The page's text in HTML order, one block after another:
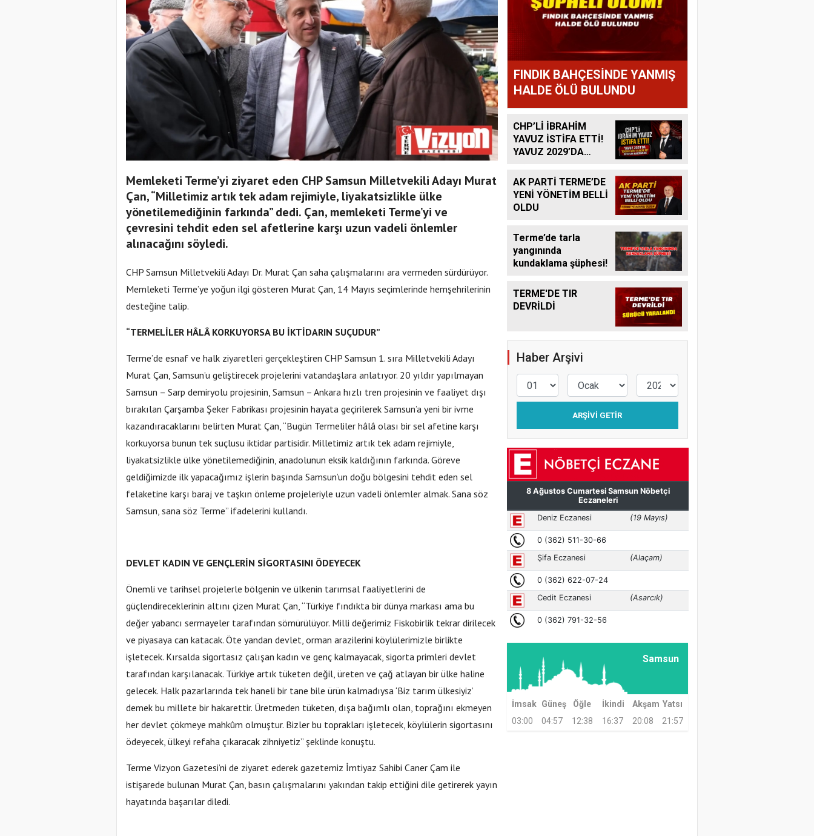
Memleketi Terme’yi ziyaret eden CHP Samsun Milletvekili Adayı Murat
Çan, “Milletimiz artık tek adam rejimiyle, liyakatsizlikle ülke
yönetilemediğinin farkında” dedi. Çan, memleketi Terme’yi ve
çevresini tehdit eden sel afetlerine karşı uzun vadeli önlemler
alınacağını söyledi.
CHP Samsun Milletvekili Adayı Dr. Murat Çan saha çalışmalarını ara vermeden sürdürüyor.
Memleketi Terme’ye yoğun ilgi gösteren Murat Çan, 14 Mayıs seçimlerinde hemşehrilerinin
desteğine talip.
“TERMELİLER HÂLÂ KORKUYORSA BU İKTİDARIN SUÇUDUR”
Terme’de esnaf ve halk ziyaretleri gerçekleştiren CHP Samsun 1. sıra Milletvekili Adayı
Murat Çan, Samsun’u geliştirecek projelerini vatandaşlara anlatıyor. 20 yıldır yapılmayan
Samsun – Sarp demiryolu projesinin, Samsun – Ankara hızlı tren projesinin ve faaliyet dışı
bırakılan Çarşamba Şeker Fabrikası projesinin hayata geçirilerek Samsun’a yeni bir ivme
kazandıracaklarını belirten Murat Çan, “Bugün Termeliler hâlâ olası bir sel afetine karşı
korkuyorsa bunun tek suçlusu iktidar partisidir. Milletimiz artık tek adam rejimiyle,
liyakatsizlikle ülke yönetilemediğinin, anadolunun eksik kaldığının farkında. Göreve
geldiğimizde ilk yapacağımız işlerin başında Samsun’un doğu bölgesini tehdit eden sel
felaketine karşı baraj ve taşkın önleme projeleriyle uzun vadeli önlemler almak. Sana söz
Samsun, sana söz Terme” ifadelerini kullandı.
DEVLET KADIN VE GENÇLERİN SİGORTASINI ÖDEYECEK
Önemli ve tarihsel projelerle bölgenin ve ülkenin tarımsal faaliyetlerini de
güçlendireceklerinin altını çizen Murat Çan, “Türkiye fındıkta bir dünya markası ama bu
değer yabancı sermayeler tarafından sömürülüyor. Milli değerimiz Fiskobirlik tekrar dirilecek
ve piyasaya can katacak. Öte yandan devlet, orman arazilerini köylülerimizle birlikte
işletecek. Kırsalda sigortasız çalışan kadın ve genç kalmayacak, sigorta primleri devlet
tarafından karşılanacak. Türkiye artık tüketen değil, üreten ve çağ atlayan bir ülke haline
gelecek. Halk pazarlarında tek haneli bir tane bile ürün kalmadıysa ‘Biz tarım ülkesiyiz’
demek bu millete bir hakarettir. Üretmeden tüketen, dışa bağımlı olan, toprağını ekmeyen
her devlet çökmeye mahkûm olmuştur. Bizler bu toprakları işletecek, köylülerin sigortasını
ödeyecek, ülkeyi refaha çıkaracak zihniyetiz” şeklinde konuştu.
Terme Vizyon Gazetesi’ni de ziyaret ederek gazetemiz İmtiyaz Sahibi Caner Çam ile
istişarede bulunan Murat Çan, basın çalışmalarını yakından takip ettiğini dile getirerek yayın
hayatında başarılar diledi.
FINDIK BAHÇESİNDE YANMIŞ
HALDE ÖLÜ BULUNDU
CHP’Lİ İBRAHİM
YAVUZ İSTİFA ETTİ!
YAVUZ 2029’DA
OLACAK MI?
AK PARTİ TERME’DE
YENİ YÖNETİM BELLİ
OLDU
Terme’de tarla
yangınında
kundaklama şüphesi!
TERME'DE TIR
DEVRİLDİ
Haber Arşivi
ARŞIVI GETIR
Samsun
İmsak Güneş Öğle İkindi Akşam Yatsı
03:00
04:57 12:38 16:37 20:08 21:57